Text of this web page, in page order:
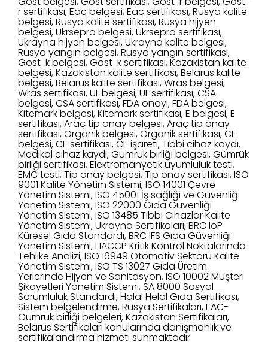
r sertifikası, Eac belgesi, Eac sertifikası, Rusya kalite
belgesi, Rusya kalite sertifikası, Rusya hijyen
belgesi, Ukrsepro belgesi, Ukrsepro sertifikası,
Ukrayna hijyen belgesi, Ukrayna kalite belgesi,
Rusya yangın belgesi, Rusya yangın sertifikası,
Gost-k belgesi, Gost-k sertifikası, Kazakistan kalite
belgesi, Kazakistan kalite sertifikası, Belarus kalite
belgesi, Belarus kalite sertifikası, Wras belgesi,
Wras sertifikası, UL belgesi, UL sertifikası, CSA
belgesi, CSA sertifikası, FDA onayı, FDA belgesi,
Kitemark belgesi, Kitemark sertifikası, E belgesi, E
sertifikası, Araç tip onay belgesi, Araç tip onay
sertifikası, Organik belgesi, Organik sertifikası, CE
belgesi, CE sertifikası, CE işareti, Tıbbi cihaz kaydı,
Medikal cihaz kaydı, Gümrük birliği belgesi, Gümrük
birliği sertifikası, Elektromanyetik uyumluluk testi,
EMC testi, Tip onay belgesi, Tip onay sertifikası, ISO
9001 Kalite Yönetim Sistemi, ISO 14001 Çevre
Yönetim Sistemi, ISO 45001 İş sağlığı ve Güvenliği
Yönetim Sistemi, ISO 22000 Gıda Güvenliği
Yönetim Sistemi, ISO 13485 Tıbbi Cihazlar Kalite
Yönetim Sistemi, Ukrayna Sertifikaları, BRC IoP
Küresel Gıda Standardı, BRC IFS Gıda Güvenliği
Yönetim Sistemi, HACCP Kritik Kontrol Noktalarında
Tehlike Analizi, ISO 16949 Otomotiv Sektörü Kalite
Yönetim Sistemi, ISO TS 13027 Gıda Üretim
Yerlerinde Hijyen ve Sanitasyon, ISO 10002 Müşteri
Şikayetleri Yönetim Sistemi, SA 8000 Sosyal
Sorumluluk Standardı, Halal Helal Gıda Sertifikası,
Sistem belgelendirme, Rusya Sertifikaları, EAC-
Gümrük birliği belgeleri, Kazakistan Sertifikaları,
Belarus Sertifikaları konularında danışmanlık ve
sertifikalandırma hizmeti sunmaktadır.